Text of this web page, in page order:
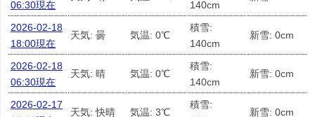
06:30現在 140cm
2026-02-18
18:00現在
天気: 曇 気温: 0℃
積雪:
140cm
新雪: 0cm
2026-02-18
06:30現在
天気: 晴 気温: 0℃
積雪:
140cm
新雪: 0cm
2026-02-17
天気: 快晴 気温: 3℃
積雪:
新雪: 0cm